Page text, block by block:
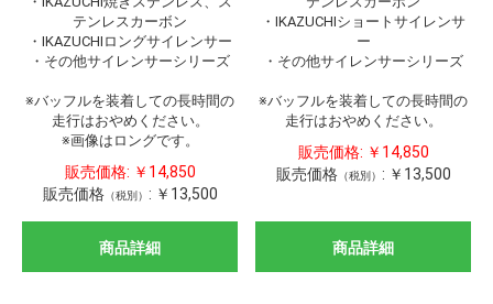
テンレスカーボン
・IKAZUCHIロングサイレンサー
・その他サイレンサーシリーズ
※バッフルを装着しての長時間の
走行はおやめください。
※画像はロングです。
販売価格: ￥14,850
販売価格（税別） : ￥13,500
商品詳細
・IKAZUCHIショートサイレンサ
ー
・その他サイレンサーシリーズ
※バッフルを装着しての長時間の
走行はおやめください。
販売価格: ￥14,850
販売価格（税別） : ￥13,500
商品詳細